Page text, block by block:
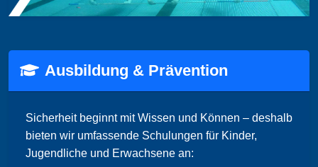
Ausbildung & Prävention
Sicherheit beginnt mit Wissen und Können – deshalb
bieten wir umfassende Schulungen für Kinder,
Jugendliche und Erwachsene an: